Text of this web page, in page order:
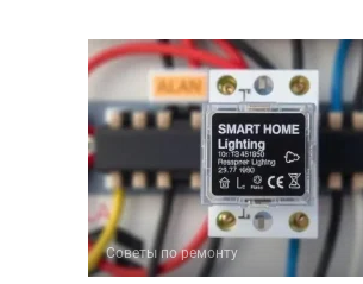
Советы по ремонту